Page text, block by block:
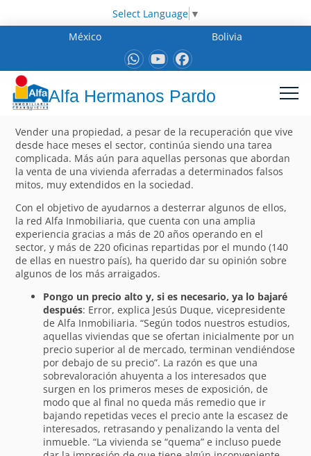
Select Language ▼
México
Bolivia
Alfa Hermanos Pardo
Vender una propiedad, a pesar de la recuperación que vive
desde hace meses el sector, continúa siendo una tarea
complicada. Más aún para aquellas personas que abordan
la venta de una vivienda aferradas a determinados falsos
mitos, muy extendidos en la sociedad.
Con el objetivo de ayudarnos a desterrar algunos de ellos,
la red Alfa Inmobiliaria, que cuenta con una amplia
experiencia gracias a más de 20 años operando en el
sector, y más de 220 oficinas repartidas por el mundo (140
de ellas en nuestro país), ha querido dar su opinión sobre
algunos de los más arraigados.
Pongo un precio alto y, si es necesario, ya lo bajaré
después: Error, explica Jesús Duque, vicepresidente
de Alfa Inmobiliaria. “Según todos nuestros estudios,
aquellas viviendas que se ofertan inicialmente por un
precio superior al de mercado, terminan vendiéndose
por debajo de su precio”. La razón es que una
sobrevaloración ahuyenta a los interesados que
surgen en los primeros meses de exposición, de
modo que al final no queda más remedio que ir
bajando repetidas veces el precio ante la escasez de
interesados, retrasando y penalizando la venta del
inmueble. “La vivienda se “quema” e incluso puede